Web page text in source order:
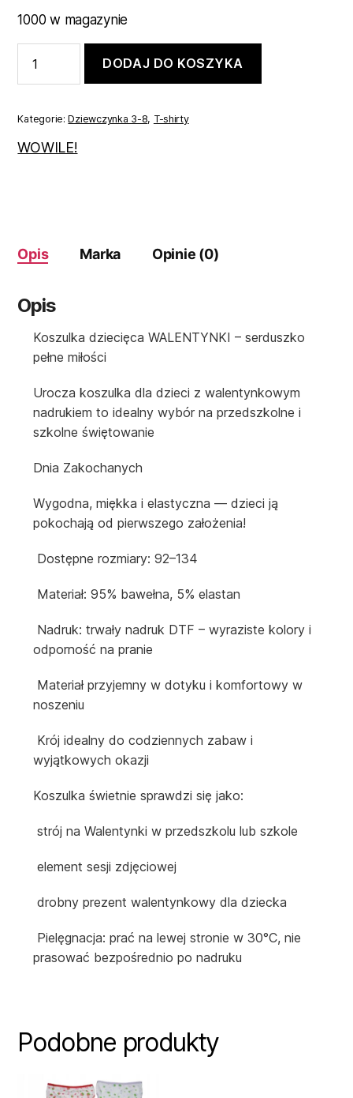
1000 w magazynie
Koszulka
dla
98
DODAJ DO KOSZYKA
Kategorie:Dziewczynka 3-8, T-shirty
WOWILE!
Opis Marka Opinie (0)
Opis
Koszulka dziecięca WALENTYNKI – serduszko
pełne miłości
Urocza koszulka dla dzieci z walentynkowym
nadrukiem to idealny wybór na przedszkolne i
szkolne świętowanie
Dnia Zakochanych
Wygodna, miękka i elastyczna — dzieci ją
pokochają od pierwszego założenia!
Dostępne rozmiary: 92–134
Materiał: 95% bawełna, 5% elastan
Nadruk: trwały nadruk DTF – wyraziste kolory i
odporność na pranie
Materiał przyjemny w dotyku i komfortowy w
noszeniu
Krój idealny do codziennych zabaw i
wyjątkowych okazji
Koszulka świetnie sprawdzi się jako:
strój na Walentynki w przedszkolu lub szkole
element sesji zdjęciowej
drobny prezent walentynkowy dla dziecka
Pielęgnacja: prać na lewej stronie w 30°C, nie
prasować bezpośrednio po nadruku
Podobne produkty